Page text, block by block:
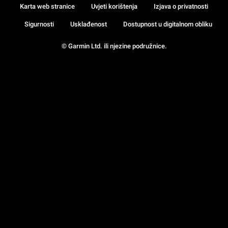
© Garmin Ltd. ili njezine podružnice.
Karta web stranice Uvjeti korištenja Izjava o privatnosti
Sigurnosti Usklađenost Dostupnost u digitalnom obliku